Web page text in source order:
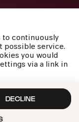
to continuously
possible service.
you would
via a link in
DECLINE